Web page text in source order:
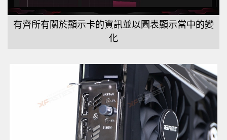
有齊所有關於顯示卡的資訊並以圖表顯示當中的變
化